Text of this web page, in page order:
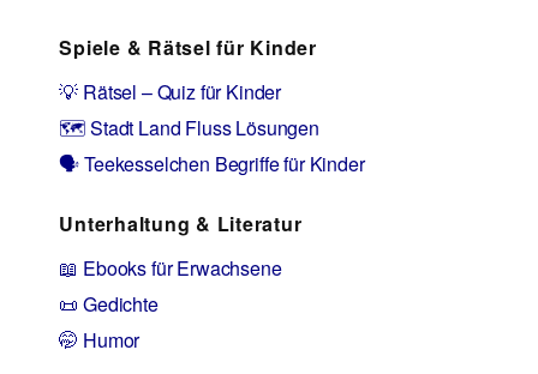
Spiele & Rätsel für Kinder
💡 Rätsel – Quiz für Kinder
🗺️ Stadt Land Fluss Lösungen
🗣️ Teekesselchen Begriffe für Kinder
Unterhaltung & Literatur
📖 Ebooks für Erwachsene
📜 Gedichte
🤭 Humor